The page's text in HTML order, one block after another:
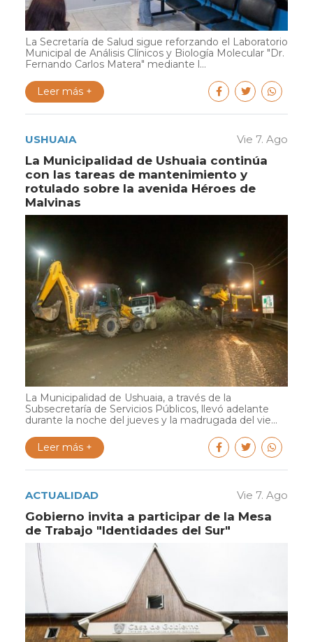
La Secretaría de Salud sigue reforzando el Laboratorio
Municipal de Análisis Clínicos y Biología Molecular "Dr.
Fernando Carlos Matera" mediante l...
Leer más +
USHUAIA Vie 7. Ago
La Municipalidad de Ushuaia continúa
con las tareas de mantenimiento y
rotulado sobre la avenida Héroes de
Malvinas
La Municipalidad de Ushuaia, a través de la
Subsecretaría de Servicios Públicos, llevó adelante
durante la noche del jueves y la madrugada del vie...
Leer más +
ACTUALIDAD Vie 7. Ago
Gobierno invita a participar de la Mesa
de Trabajo "Identidades del Sur"